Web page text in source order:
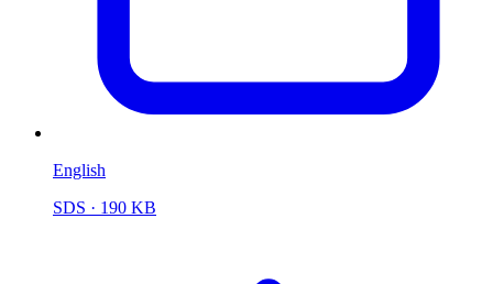
English
SDS · 190 KB